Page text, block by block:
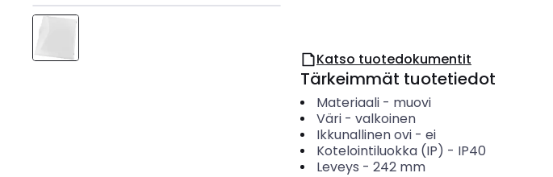
Katso tuotedokumentit
Tärkeimmät tuotetiedot
Materiaali- muovi
Väri- valkoinen
Ikkunallinen ovi- ei
Kotelointiluokka (IP) - IP40
Leveys - 242 mm